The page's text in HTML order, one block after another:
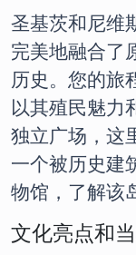
圣基茨和尼维
完美地融合了
历史。您的旅
以其殖民魅力
独立广场，这
一个被历史建
物馆，了解该
文化亮点和